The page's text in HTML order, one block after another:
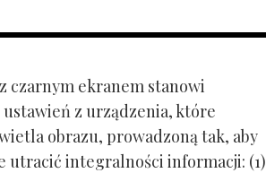
czarnym ekranem stanowi
z urządzenia, które
obrazu, prowadzoną tak, aby
utracić integralności informacji: (1)